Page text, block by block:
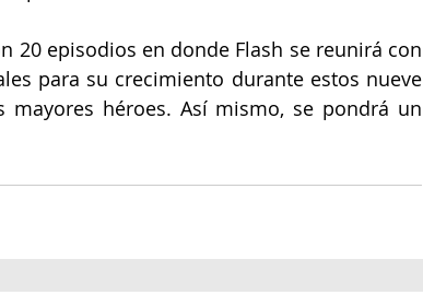
20 episodios en donde Flash se reunirá con
para su crecimiento durante estos nueve
héroes. Así mismo, se pondrá un